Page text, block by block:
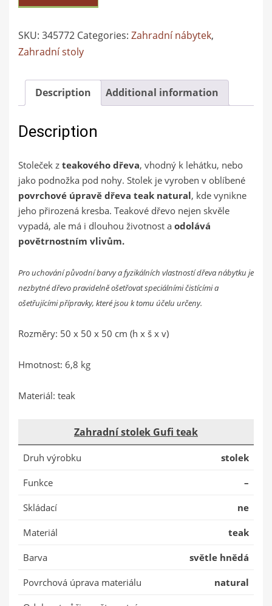
SKU: 345772 Categories: Zahradní nábytek,
Zahradní stoly
Description Additional information
Description
Stoleček z teakového dřeva, vhodný k lehátku, nebo
jako podnožka pod nohy. Stolek je vyroben v oblíbené
povrchové úpravě dřeva teak natural, kde vynikne
jeho přirozená kresba. Teakové dřevo nejen skvěle
vypadá, ale má i dlouhou životnost a odolává
povětrnostním vlivům.
Pro uchování původní barvy a fyzikálních vlastností dřeva nábytku je
nezbytné dřevo pravidelně ošetřovat speciálními čistícími a
ošetřujícími přípravky, které jsou k tomu účelu určeny.
Rozměry: 50 x 50 x 50 cm (h x š x v)
Hmotnost: 6,8 kg
Materiál: teak
Zahradní stolek Gufi teak
Druh výrobku stolek
Funkce –
Skládací ne
Materiál teak
Barva světle hnědá
Povrchová úprava materiálu natural